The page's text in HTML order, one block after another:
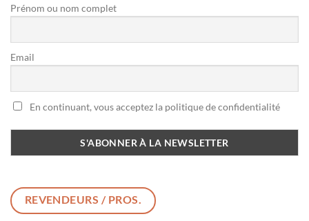
Prénom ou nom complet
Email
En continuant, vous acceptez la politique de confidentialité
REVENDEURS / PROS.